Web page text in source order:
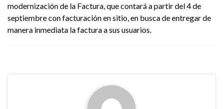
modernización de la Factura, que contará a partir del 4 de
septiembre con facturación en sitio, en busca de entregar de
manera inmediata la factura a sus usuarios.